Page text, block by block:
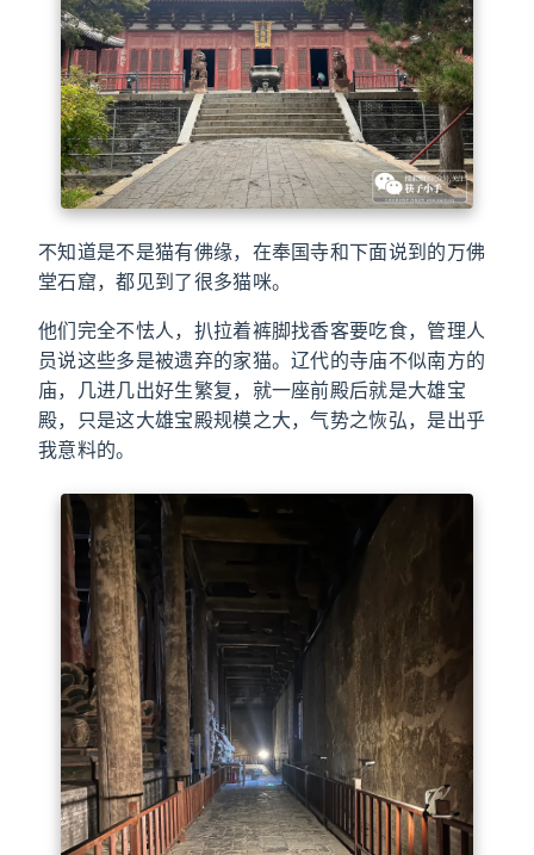
不知道是不是猫有佛缘，在奉国寺和下面说到的万佛
堂石窟，都见到了很多猫咪。
他们完全不怯人，扒拉着裤脚找香客要吃食，管理人
员说这些多是被遗弃的家猫。辽代的寺庙不似南方的
庙，几进几出好生繁复，就一座前殿后就是大雄宝
殿，只是这大雄宝殿规模之大，气势之恢弘，是出乎
我意料的。